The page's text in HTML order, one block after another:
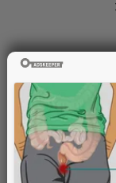
Электронная
аудиокниг в
бесплатно